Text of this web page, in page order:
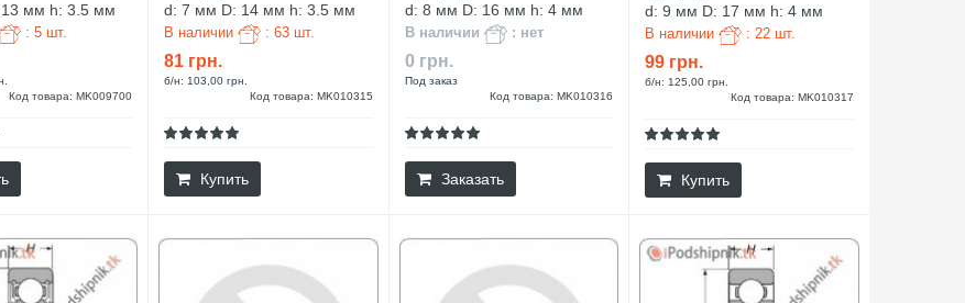
мм h: 3.5 мм
: 5 шт.
Код товара: MK009700
d: 7 мм D: 14 мм h: 3.5 мм
В наличии : 63 шт.
81 грн.
б/н: 103,00 грн.
Код товара: MK010315
Купить
d: 8 мм D: 16 мм h: 4 мм
В наличии : нет
0 грн.
Под заказ
Код товара: MK010316
Заказать
d: 9 мм D: 17 мм h: 4 мм
В наличии : 22 шт.
99 грн.
б/н: 125,00 грн.
Код товара: MK010317
Купить